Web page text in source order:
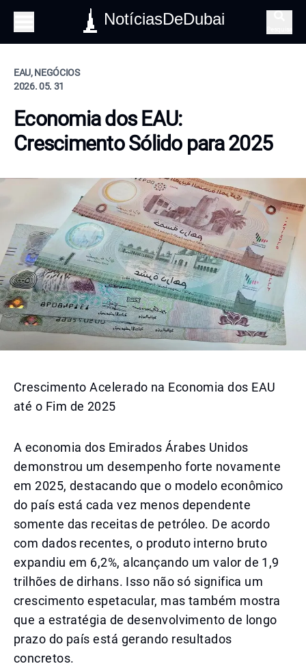
NotíciasDeDubai
EAU, NEGÓCIOS
2026. 05. 31
Economia dos EAU:
Crescimento Sólido para 2025
Crescimento Acelerado na Economia dos EAU
até o Fim de 2025
A economia dos Emirados Árabes Unidos
demonstrou um desempenho forte novamente
em 2025, destacando que o modelo econômico
do país está cada vez menos dependente
somente das receitas de petróleo. De acordo
com dados recentes, o produto interno bruto
expandiu em 6,2%, alcançando um valor de 1,9
trilhões de dirhans. Isso não só significa um
crescimento espetacular, mas também mostra
que a estratégia de desenvolvimento de longo
prazo do país está gerando resultados
concretos.